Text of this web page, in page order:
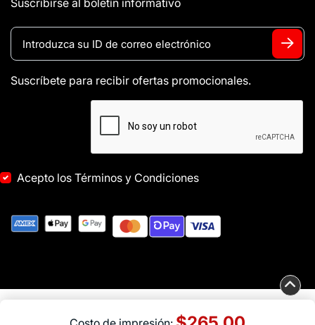
Suscribirse al boletín informativo
Suscríbete para recibir ofertas promocionales.
Acepto los Términos y Condiciones